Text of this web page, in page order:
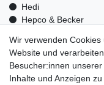
Hedi
Hepco & Becker
Optrel
Pressol
Telwin
Wir verwenden
Website und
Besucher:innen
Inhalte und Anzeigen